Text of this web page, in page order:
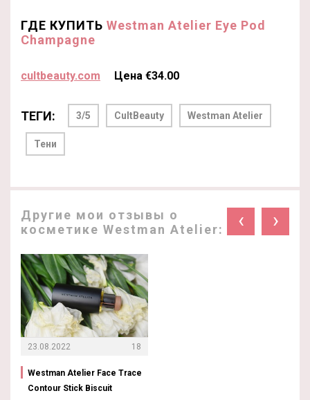
ГДЕ КУПИТЬ Westman Atelier Eye Pod
Champagne
cultbeauty.com Цена €34.00
ТЕГИ: 3/5 CultBeauty Westman Atelier
Тени
Другие мои отзывы о
косметике Westman Atelier:
‹ ›
23.08.2022 18
Westman Atelier Face Trace
Contour Stick Biscuit